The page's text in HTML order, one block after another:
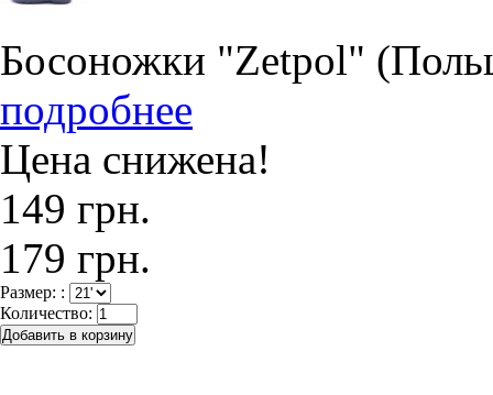
Босоножки "Zetpol"
подробнее
Цена снижена!
149 грн.
179 грн.
Размер: :
Количество: